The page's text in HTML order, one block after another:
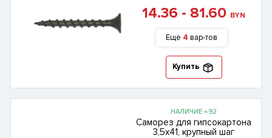
14.36 - 81.60 BYN
Еще 4 вар-тов
Купить
НАЛИЧИЕ = 92
Саморез для гипсокартона
3,5х41, крупный шаг